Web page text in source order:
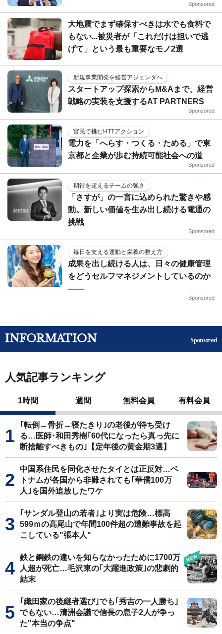
Sponsored
大地震でまず確保すべきは水でも食料で
もない...被災者が「これだけは担いで逃
げて」という最も重要なモノ2選
新規事業開発を経営アジェンダへ
スタートアップ探索からM&Aまで、経営
戦略の実装を支援するAT PARTNERS
Sponsored
官民で挑むHTTアクション
電力を「へらす・つくる・ためる」で東
京都と企業が歩む持続可能社会への道
Sponsored
期待を超えるチームの強さ
「さすが」の一言に込められた驚きや感
動。新しい価値を生み出し続ける電通の
挑戦
Sponsored
毎日を支える運動と栄養の整え方
成果を出し続ける人は、日々の健康管理
をどうセルフマネジメントしているのか
——
Sponsored
INFORMATION Sponsored
人気記事ランキング
1時間 週間 無料会員 有料会員
｢転倒→骨折→寝たきり｣の老後が待ち受け
る…医師･和田秀樹｢60代になったら真っ先に
断捨離すべきもの｣【定年後の黄金期3選】
中国系住民を同化させたタイとは正反対…ベ
トナムが各国から非難されても｢華僑100万
人｣を国外追放したワケ
｢サンダル登山の若者｣より実は危険…標高
599ｍの高尾山で年間100件超の遭難事故を起
こしている"張本人"
鉄と鋼鉄の違いを知らなかったために1700万
人超が死亡…毛沢東の｢大躍進政策｣の悲劇的
結末
｢織田家の後継者選び｣でも｢秀吉の一人勝ち｣
でもない…清洲会議で信長の息子2人が争っ
た"本当の争点"